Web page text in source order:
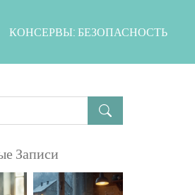
КОНСЕРВЫ: БЕЗОПАСНОСТЬ
Записи